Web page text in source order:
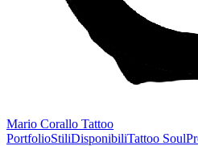
Mario Corallo Tattoo
PortfolioStiliDisponibiliTattoo Soul